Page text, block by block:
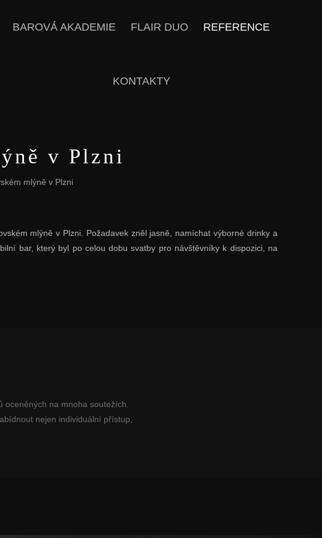
BAROVÁ AKADEMIE FLAIR DUO REFERENCE
KONTAKTY
v Plzni
mlýně v Plzni
mlýně v Plzni. Požadavek zněl jasně, namíchat výborné drinky a
bar, který byl po celou dobu svatby pro návštěvníky k dispozici, na
na mnoha soutežích.
nejen individuální přístup,